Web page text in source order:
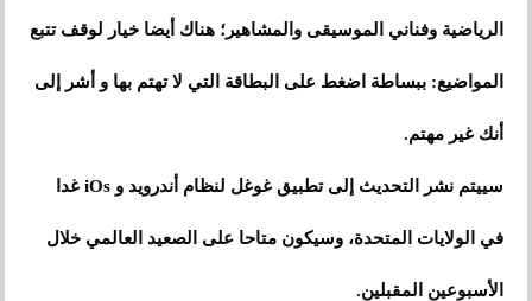
الرياضية وفناني الموسيقى والمشاهير؛ هناك أيضا خيار لوقف تتبع
المواضيع: ببساطة اضغط على البطاقة التي لا تهتم بها و أشر إلى
أنك غير مهتم.
سييتم نشر التحديث إلى تطبيق غوغل لنظام أندرويد و iOs غدا
في الولايات المتحدة، وسيكون متاحا على الصعيد العالمي خلال
الأسبوعين المقبلين.